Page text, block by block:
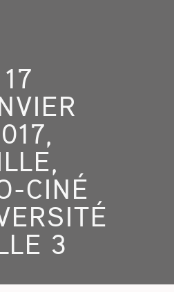
17
CINÉ
3